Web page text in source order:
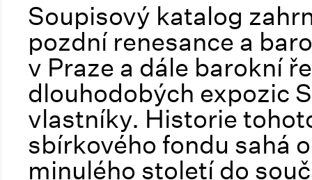
Soupisový katalog
pozdní renesance a
v Praze a dále barokní
dlouhodobých expozic
vlastníky. Historie
sbírkového fondu sahá
minulého století do